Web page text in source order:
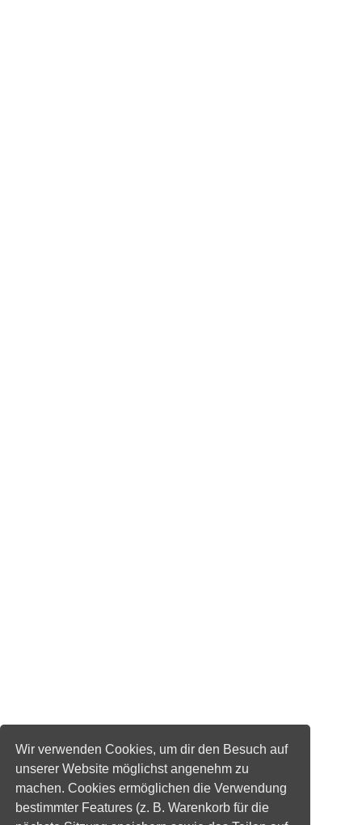
Wir verwenden Cookies, um dir den Besuch auf
unserer Website möglichst angenehm zu
machen. Cookies ermöglichen die Verwendung
bestimmter Features (z. B. Warenkorb für die